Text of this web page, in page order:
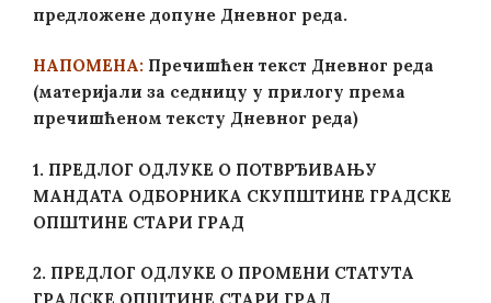
предложене допуне Дневног реда.
НАПОМЕНА: Пречишћен текст Дневног реда
(материјали за седницу у прилогу према
пречишћеном тексту Дневног реда)
1. ПРЕДЛОГ ОДЛУКЕ О ПОТВРЂИВАЊУ
МАНДАТА ОДБОРНИКА СКУПШТИНЕ ГРАДСКЕ
ОПШТИНЕ СТАРИ ГРАД
2. ПРЕДЛОГ ОДЛУКЕ O ПРОМЕНИ СТАТУТА